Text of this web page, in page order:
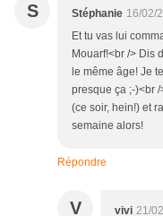
S Stéphanie 16/02/
Et tu vas lui
Mouarf!<br /> Dis
le même âge! Je
presque ça ;-)<br
(ce soir, hein!) et
semaine alors!
Répondre
V vivi 21/